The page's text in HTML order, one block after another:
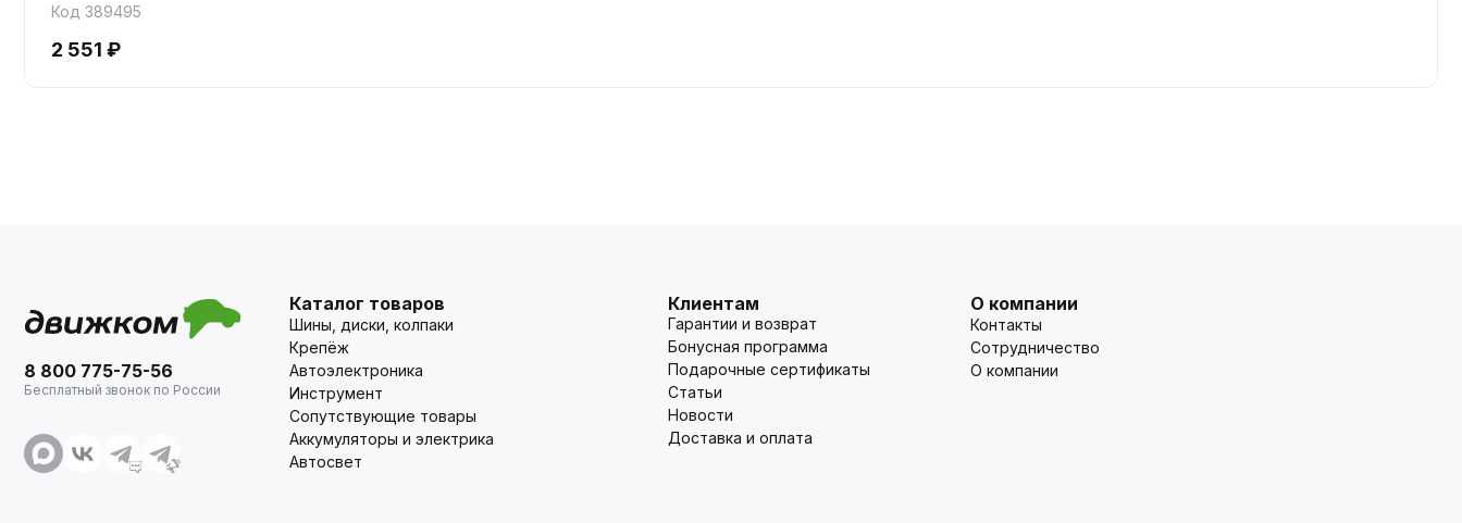
Код 389495
2 551 ₽
8 800 775-75-56
Бесплатный звонок по России
Каталог товаров
Шины, диски, колпаки
Крепёж
Автоэлектроника
Инструмент
Сопутствующие товары
Аккумуляторы и электрика
Автосвет
Клиентам
Гарантии и возврат
Бонусная программа
Подарочные сертификаты
Статьи
Новости
Доставка и оплата
О компании
Контакты
Сотрудничество
О компании